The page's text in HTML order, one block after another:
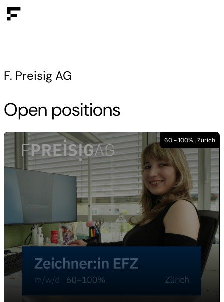
F. Preisig AG
Open positions
60 - 100% , Zürich